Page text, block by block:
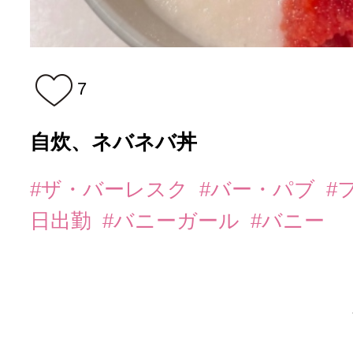
7
自炊、ネバネバ丼
#ザ・バーレスク #バー・パブ #
日出勤 #バニーガール #バニー